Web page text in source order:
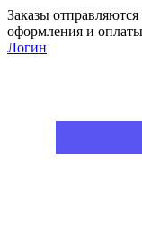
Заказы
оформления и
Логин